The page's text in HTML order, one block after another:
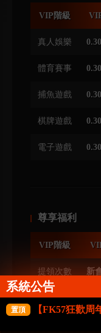
VIP階級
真人娛樂
體育賽事
捕魚遊戲
棋牌遊戲
電子遊戲
尊享福利
VIP階級
提領次數 新
提領總額 新
系統公告
置頂 【FK57狂歡周